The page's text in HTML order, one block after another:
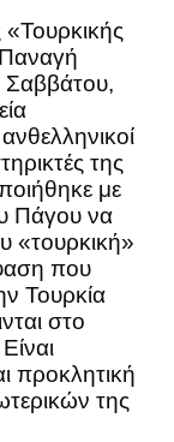
Σαββάτου,
της
με
Πάγου να
«τουρκική»
που
Τουρκία
στο
προκλητική
της